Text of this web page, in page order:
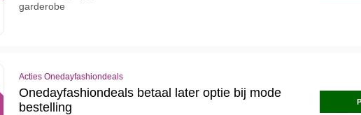
garderobe
Acties Onedayfashiondeals
Onedayfashiondeals betaal later optie bij mode
bestelling